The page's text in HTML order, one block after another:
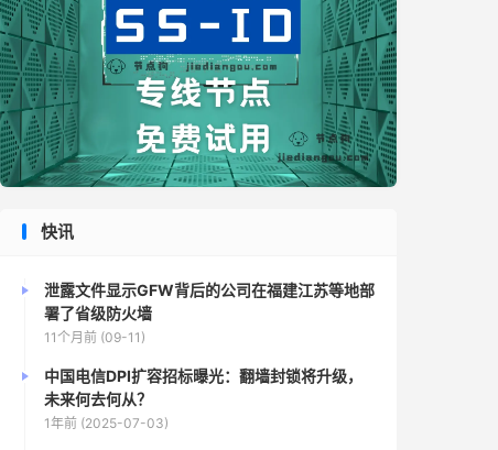
快讯
泄露文件显示GFW背后的公司在福建江苏等地部
署了省级防火墙
11个月前 (09-11)
中国电信DPI扩容招标曝光：翻墙封锁将升级，
未来何去何从？
1年前 (2025-07-03)